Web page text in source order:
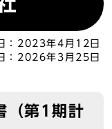
： 2023年4月12日
： 2026年3月25日
（第1期計